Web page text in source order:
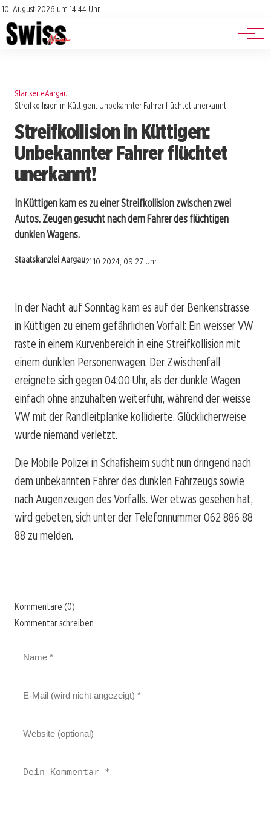
10. August 2026 um 14:44 Uhr
Impressum
Datenschutz
Jobs
Events
StartseiteAargau
Streifkollision in Küttigen: Unbekannter Fahrer flüchtet unerkannt!
Streifkollision in Küttigen:
Unbekannter Fahrer flüchtet
unerkannt!
In Küttigen kam es zu einer Streifkollision zwischen zwei
Autos. Zeugen gesucht nach dem Fahrer des flüchtigen
dunklen Wagens.
Staatskanzlei Aargau21.10.2024, 09:27 Uhr
In der Nacht auf Sonntag kam es auf der Benkenstrasse
in Küttigen zu einem gefährlichen Vorfall: Ein weisser VW
raste in einem Kurvenbereich in eine Streifkollision mit
einem dunklen Personenwagen. Der Zwischenfall
ereignete sich gegen 04:00 Uhr, als der dunkle Wagen
einfach ohne anzuhalten weiterfuhr, während der weisse
VW mit der Randleitplanke kollidierte. Glücklicherweise
wurde niemand verletzt.
Die Mobile Polizei in Schafisheim sucht nun dringend nach
dem unbekannten Fahrer des dunklen Fahrzeugs sowie
nach Augenzeugen des Vorfalls. Wer etwas gesehen hat,
wird gebeten, sich unter der Telefonnummer 062 886 88
88 zu melden.
Kommentare (0)
Kommentar schreiben